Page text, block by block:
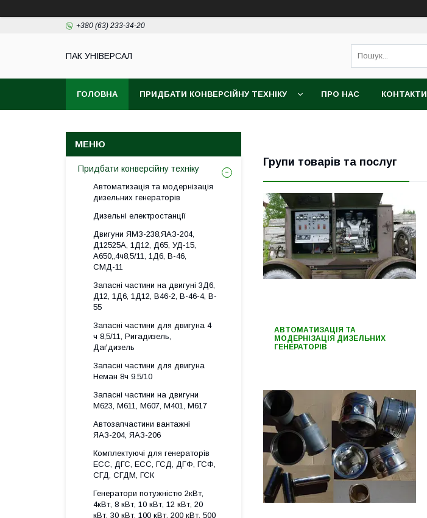
+380 (63) 233-34-20
ПАК УНІВЕРСАЛ
ГОЛОВНА ПРИДБАТИ КОНВЕРСІЙНУ ТЕХНІКУ ПРО НАС КОНТАКТИ
Групи товарів та послуг
АВТОМАТИЗАЦІЯ ТА
МОДЕРНІЗАЦІЯ ДИЗЕЛЬНИХ
ГЕНЕРАТОРІВ
Придбати конверсійну техніку
Автоматизація та модернізація
дизельних генераторів
Дизельні електростанції
Двигуни ЯМЗ-238,ЯАЗ-204,
Д12525А, 1Д12, Д65, УД-15,
А650,,4ч8,5/11, 1Д6, В-46,
СМД-11
Запасні частини на двигуні 3Д6,
Д12, 1Д6, 1Д12, B46-2, B-46-4, B-
55
Запасні частини для двигуна 4
ч 8,5/11, Ригадизель,
Даґдизель
Запасні частини для двигуна
Неман 8ч 9.5/10
Запасні частини на двигуни
М623, М611, М607, М401, М617
Автозапчастини вантажні
ЯАЗ-204, ЯАЗ-206
Комплектуючі для генераторів
ECC, ДГС, ECC, ГСД, ДГФ, ГСФ,
СГД, СГДМ, ГСК
Генератори потужністю 2кВт,
4кВт, 8 кВт, 10 кВт, 12 кВт, 20
кВт, 30 кВт, 100 кВт, 200 кВт, 500